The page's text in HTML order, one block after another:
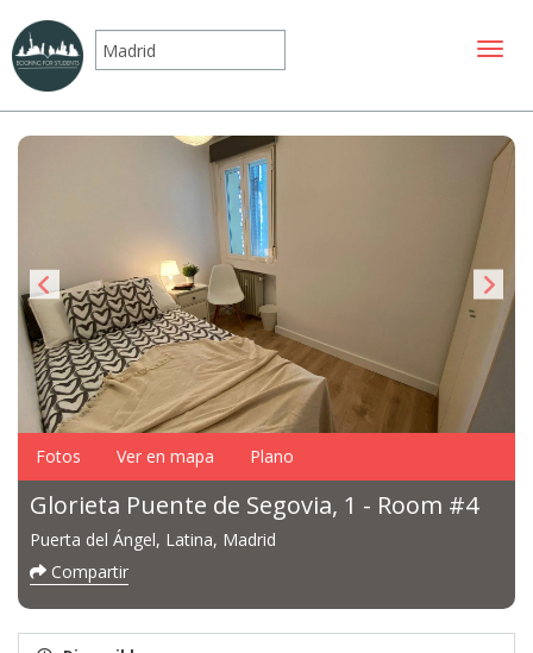
Fotos Ver en mapa Plano
Glorieta Puente de Segovia, 1 - Room #4
Puerta del Ángel, Latina, Madrid
Compartir